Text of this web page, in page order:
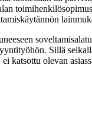
Sillä
katsottu olevan